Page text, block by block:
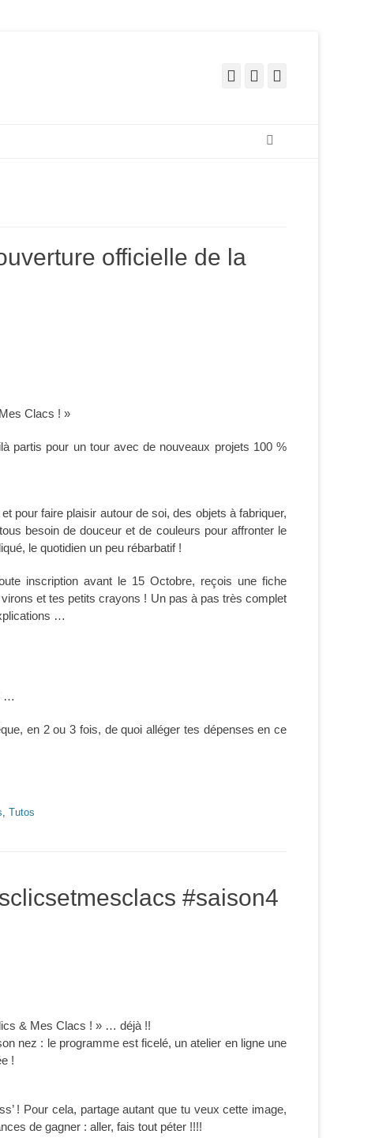
FacebookPinterest
officielle de la
Clacs ! »
partis pour un tour avec de nouveaux projets 100 %
pour faire plaisir autour de soi, des objets à fabriquer,
besoin de douceur et de couleurs pour affronter le
le quotidien un peu rébarbatif !
inscription avant le 15 Octobre, reçois une fiche
et tes petits crayons ! Un pas à pas très complet
…
…
en 2 ou 3 fois, de quoi alléger tes dépenses en ce
, Tutos
#saison4
& Mes Clacs ! » … déjà !!
nez : le programme est ficelé, un atelier en ligne une
!
! Pour cela, partage autant que tu veux cette image,
de gagner : aller, fais tout péter !!!!